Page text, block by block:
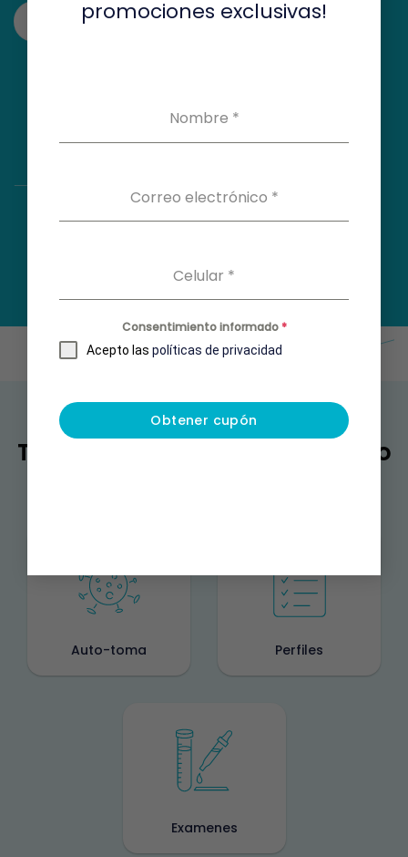
promociones exclusivas!
Nombre *
Correo electrónico *
Celular *
Consentimiento informado*
Acepto las políticas de privacidad
Obtener cupón
Ver en el mapa
También puedes estar buscando
Auto-toma Perfiles
Examenes